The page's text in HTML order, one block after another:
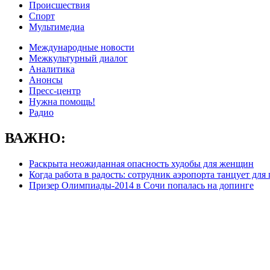
Происшествия
Спорт
Мультимедиа
Международные новости
Межкультурный диалог
Аналитика
Анонсы
Пресс-центр
Нужна помощь!
Радио
ВАЖНО:
Раскрыта неожиданная опасность худобы для женщин
Когда работа в радость: сотрудник аэропорта танцует для
Призер Олимпиады-2014 в Сочи попалась на допинге